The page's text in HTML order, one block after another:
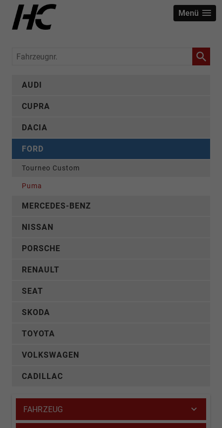
Menü
Fahrzeugnr.
AUDI
CUPRA
DACIA
FORD
Tourneo Custom
Puma
MERCEDES-BENZ
NISSAN
PORSCHE
RENAULT
SEAT
SKODA
TOYOTA
VOLKSWAGEN
CADILLAC
FAHRZEUG